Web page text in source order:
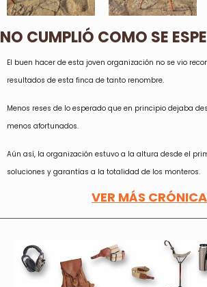
NO CUMPLIÓ COMO SE
El buen hacer de esta joven organización no se vio
resultados de esta finca de tanto renombre.
Menos reses de lo esperado que en principio dejaba
menos afortunados.
Aún así, la organización estuvo a la altura desde el
soluciones y garantías a la totalidad de los monteros.
VER MÁS